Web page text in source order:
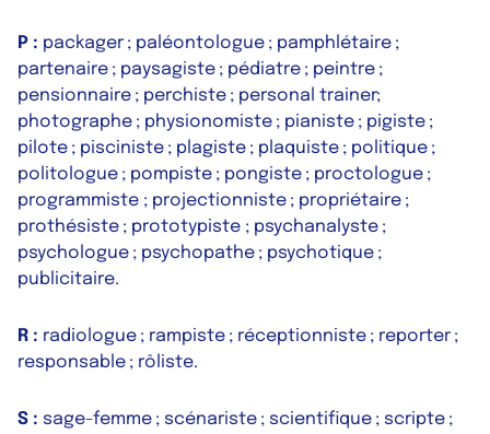
P : packager ; paléontologue ; pamphlétaire ;
partenaire ; paysagiste ; pédiatre ; peintre ;
pensionnaire ; perchiste ; personal trainer;
photographe ; physionomiste ; pianiste ; pigiste ;
pilote ; pisciniste ; plagiste ; plaquiste ; politique ;
politologue ; pompiste ; pongiste ; proctologue ;
programmiste ; projectionniste ; propriétaire ;
prothésiste ; prototypiste ; psychanalyste ;
psychologue ; psychopathe ; psychotique ;
publicitaire.
R : radiologue ; rampiste ; réceptionniste ; reporter ;
responsable ; rôliste.
S : sage-femme ; scénariste ; scientifique ; scripte ;